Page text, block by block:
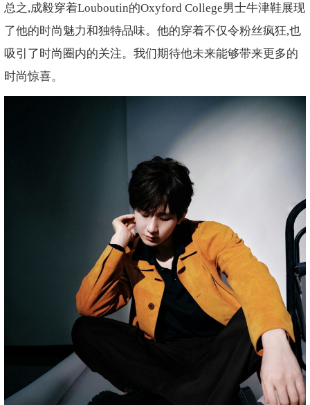
总之,成毅穿着Louboutin的Oxyford College男士牛津鞋展现
了他的时尚魅力和独特品味。他的穿着不仅令粉丝疯狂,也
吸引了时尚圈内的关注。我们期待他未来能够带来更多的
时尚惊喜。